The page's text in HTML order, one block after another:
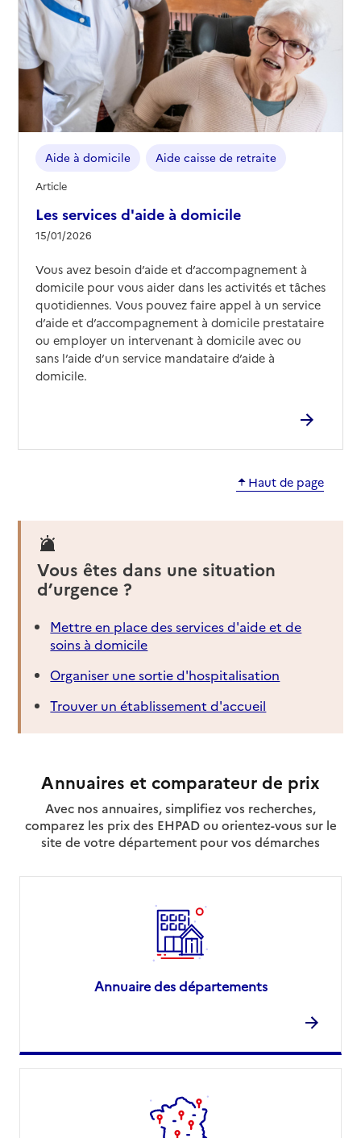
Les services d'aide à domicile
15/01/2026
Aide à domicile Aide caisse de retraite
Article
Vous avez besoin d’aide et d’accompagnement à
domicile pour vous aider dans les activités et tâches
quotidiennes. Vous pouvez faire appel à un service
d’aide et d’accompagnement à domicile prestataire
ou employer un intervenant à domicile avec ou
sans l’aide d’un service mandataire d’aide à
domicile.
Haut de page
Vous êtes dans une situation
d’urgence ?
Mettre en place des services d'aide et de
soins à domicile
Organiser une sortie d'hospitalisation
Trouver un établissement d'accueil
Annuaires et comparateur de prix
Avec nos annuaires, simplifiez vos recherches,
comparez les prix des EHPAD ou orientez-vous sur le
site de votre département pour vos démarches
Annuaire des départements